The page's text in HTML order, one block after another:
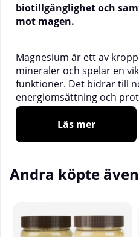
biotillgänglighet och
mot magen.
Magnesium är ett av
mineraler och spelar en
funktioner. Det bidrar till
energiomsättning och
nervsystemets normala
hjälper även till att
och bidrar till att bibehålla
intensiv träning eller
Läs mer
Andra köpte även